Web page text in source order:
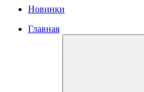
Новинки
Главная